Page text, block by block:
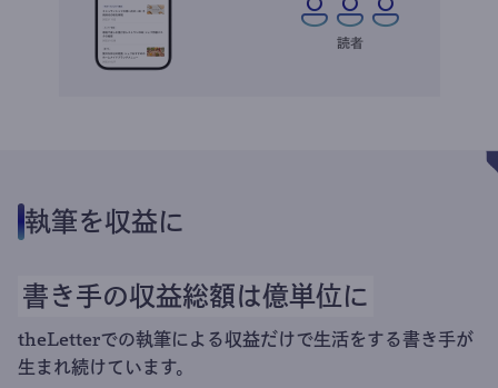
執筆を収益に
書き手の収益総額は億単位に
theLetterでの執筆による収益だけで生活をする書き手が
生まれ続けています。